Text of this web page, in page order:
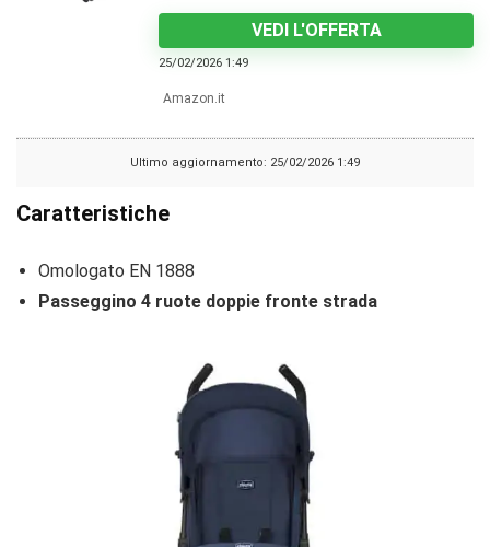
VEDI L'OFFERTA
25/02/2026 1:49
Amazon.it
Ultimo aggiornamento: 25/02/2026 1:49
Caratteristiche
Omologato EN 1888
Passeggino 4 ruote doppie fronte strada